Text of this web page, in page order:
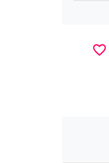
favorite_border